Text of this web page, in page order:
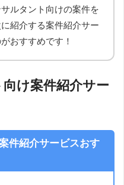
ルタント向けの案件を
紹介する案件紹介サー
おすすめです！
け案件紹介サー
件紹介サービスおす